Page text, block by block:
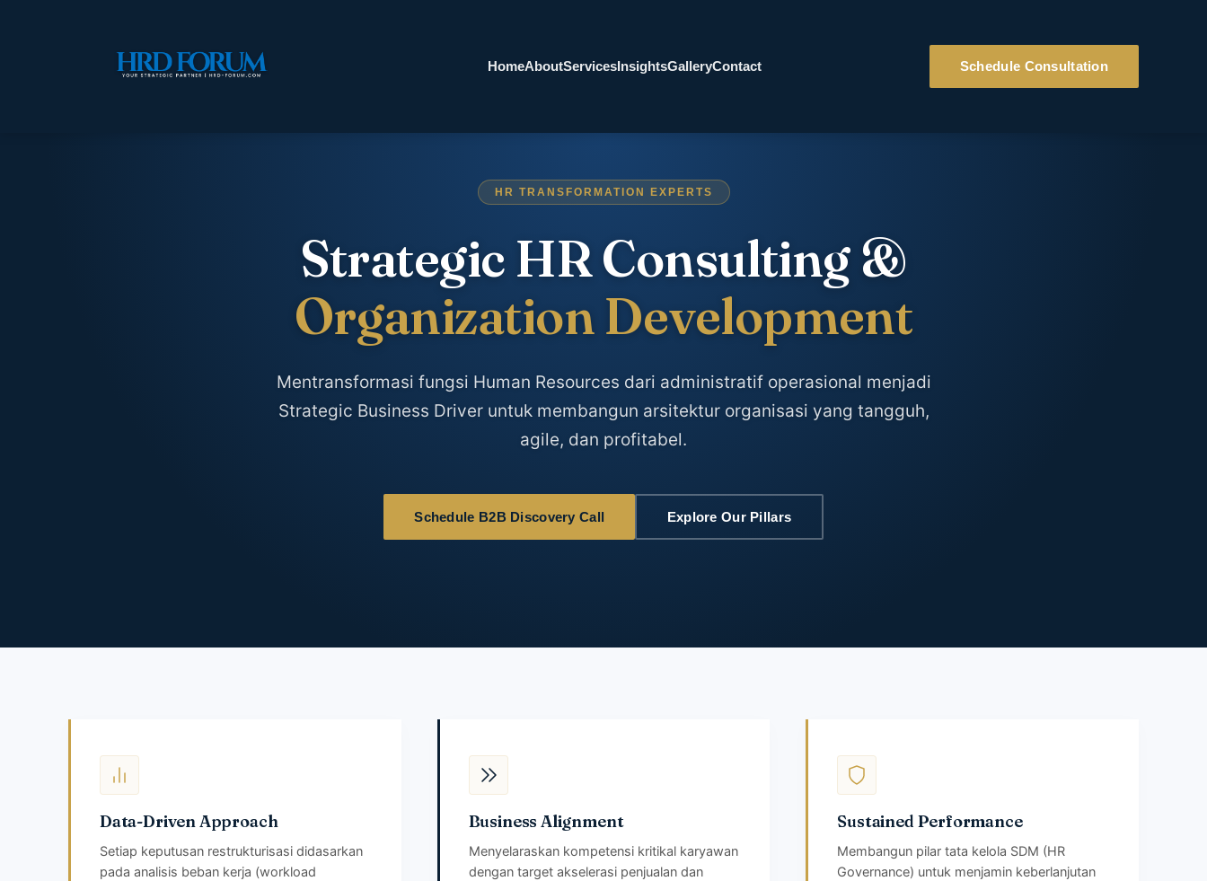
HomeAboutServicesInsightsGalleryContact Schedule Consultation
HR TRANSFORMATION EXPERTS
Strategic HR Consulting &
Organization Development
Mentransformasi fungsi Human Resources dari administratif operasional menjadi
Strategic Business Driver untuk membangun arsitektur organisasi yang tangguh,
agile, dan profitabel.
Schedule B2B Discovery Call Explore Our Pillars
Data-Driven Approach
Setiap keputusan restrukturisasi didasarkan
pada analisis beban kerja (workload
Business Alignment
Menyelaraskan kompetensi kritikal karyawan
dengan target akselerasi penjualan dan
Sustained Performance
Membangun pilar tata kelola SDM (HR
Governance) untuk menjamin keberlanjutan